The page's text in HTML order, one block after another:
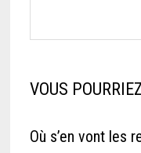
VOUS
Où s’en vont les